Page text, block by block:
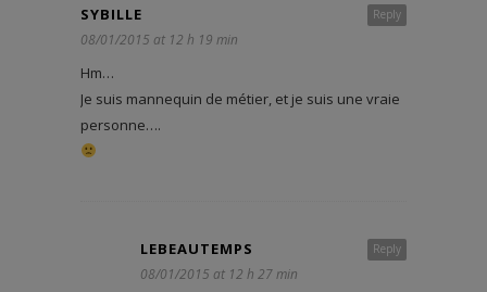
Reply
SYBILLE
08/01/2015 at 12 h 19 min
Hm…
Je suis mannequin de métier, et je suis une vraie
personne….
Reply
LEBEAUTEMPS
08/01/2015 at 12 h 27 min